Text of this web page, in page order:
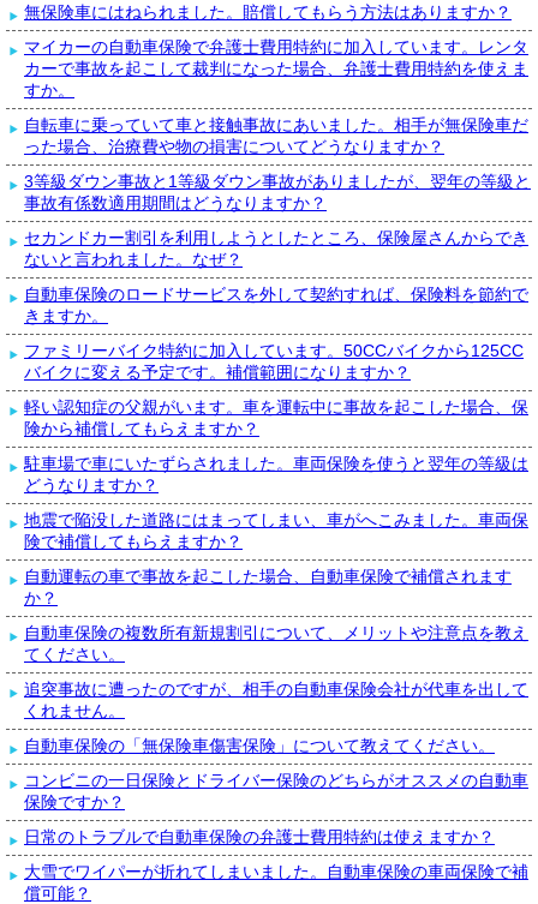
無保険車にはねられました。賠償してもらう方法はありますか？
マイカーの自動車保険で弁護士費用特約に加入しています。レンタ
カーで事故を起こして裁判になった場合、弁護士費用特約を使えま
すか。
自転車に乗っていて車と接触事故にあいました。相手が無保険車だ
った場合、治療費や物の損害についてどうなりますか？
3等級ダウン事故と1等級ダウン事故がありましたが、翌年の等級と
事故有係数適用期間はどうなりますか？
セカンドカー割引を利用しようとしたところ、保険屋さんからでき
ないと言われました。なぜ？
自動車保険のロードサービスを外して契約すれば、保険料を節約で
きますか。
ファミリーバイク特約に加入しています。50CCバイクから125CC
バイクに変える予定です。補償範囲になりますか？
軽い認知症の父親がいます。車を運転中に事故を起こした場合、保
険から補償してもらえますか？
駐車場で車にいたずらされました。車両保険を使うと翌年の等級は
どうなりますか？
地震で陥没した道路にはまってしまい、車がへこみました。車両保
険で補償してもらえますか？
自動運転の車で事故を起こした場合、自動車保険で補償されます
か？
自動車保険の複数所有新規割引について、メリットや注意点を教え
てください。
追突事故に遭ったのですが、相手の自動車保険会社が代車を出して
くれません。
自動車保険の「無保険車傷害保険」について教えてください。
コンビニの一日保険とドライバー保険のどちらがオススメの自動車
保険ですか？
日常のトラブルで自動車保険の弁護士費用特約は使えますか？
大雪でワイパーが折れてしまいました。自動車保険の車両保険で補
償可能？